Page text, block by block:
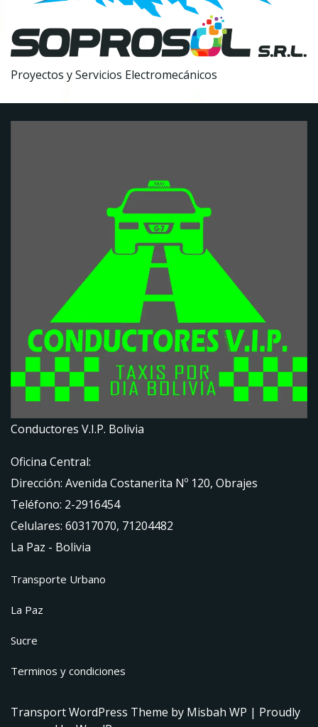
Proyectos y Servicios Electromecánicos
Conductores V.I.P. Bolivia
Oficina Central:
Dirección: Avenida Costanerita Nº 120, Obrajes
Teléfono: 2-2916454
Celulares: 60317070, 71204482
La Paz - Bolivia
Transporte Urbano
La Paz
Sucre
Terminos y condiciones
Transport WordPress Theme by Misbah WP | Proudly